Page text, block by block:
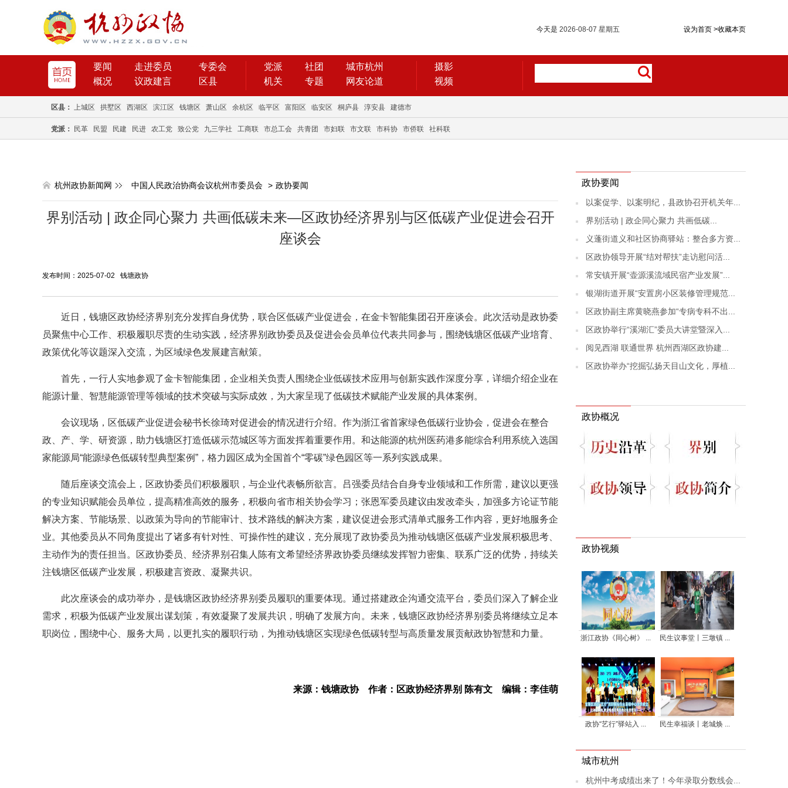
设为首页 >收藏本页
今天是 2026-08-07 星期五
要闻 走进委员
专委会
概况
议政建言 区县
党派 社团
城市杭州
机关
专题 网友论道
摄影
视频
区县： 上城区 拱墅区 西湖区 滨江区 钱塘区 萧山区 余杭区 临平区 富阳区 临安区 桐庐县 淳安县 建德市
党派： 民革 民盟 民建 民进 农工党 致公党 九三学社 工商联 市总工会 共青团 市妇联 市文联 市科协 市侨联 社科联
杭州政协新闻网 中国人民政治协商会议杭州市委员会 > 政协要闻
界别活动 | 政企同心聚力 共画低碳未来—区政协经济界别与区低碳产业促进会召开
座谈会
发布时间：2025-07-02 钱塘政协
近日，钱塘区政协经济界别充分发挥自身优势，联合区低碳产业促进会，在金卡智能集团召开座谈会。此次活动是政协委
员聚焦中心工作、积极履职尽责的生动实践，经济界别政协委员及促进会会员单位代表共同参与，围绕钱塘区低碳产业培育、
政策优化等议题深入交流，为区域绿色发展建言献策。
首先，一行人实地参观了金卡智能集团，企业相关负责人围绕企业低碳技术应用与创新实践作深度分享，详细介绍企业在
能源计量、智慧能源管理等领域的技术突破与实际成效，为大家呈现了低碳技术赋能产业发展的具体案例。
会议现场，区低碳产业促进会秘书长徐琦对促进会的情况进行介绍。作为浙江省首家绿色低碳行业协会，促进会在整合
政、产、学、研资源，助力钱塘区打造低碳示范城区等方面发挥着重要作用。和达能源的杭州医药港多能综合利用系统入选国
家能源局“能源绿色低碳转型典型案例”，格力园区成为全国首个“零碳”绿色园区等一系列实践成果。
随后座谈交流会上，区政协委员们积极履职，与企业代表畅所欲言。吕强委员结合自身专业领域和工作所需，建议以更强
的专业知识赋能会员单位，提高精准高效的服务，积极向省市相关协会学习；张恩军委员建议由发改牵头，加强多方论证节能
解决方案、节能场景、以政策为导向的节能审计、技术路线的解决方案，建议促进会形式清单式服务工作内容，更好地服务企
业。其他委员从不同角度提出了诸多有针对性、可操作性的建议，充分展现了政协委员为推动钱塘区低碳产业发展积极思考、
主动作为的责任担当。区政协委员、经济界别召集人陈有文希望经济界政协委员继续发挥智力密集、联系广泛的优势，持续关
注钱塘区低碳产业发展，积极建言资政、凝聚共识。
此次座谈会的成功举办，是钱塘区政协经济界别委员履职的重要体现。通过搭建政企沟通交流平台，委员们深入了解企业
需求，积极为低碳产业发展出谋划策，有效凝聚了发展共识，明确了发展方向。未来，钱塘区政协经济界别委员将继续立足本
职岗位，围绕中心、服务大局，以更扎实的履职行动，为推动钱塘区实现绿色低碳转型与高质量发展贡献政协智慧和力量。
来源：钱塘政协 作者：区政协经济界别 陈有文 编辑：李佳萌
政协要闻
以案促学、以案明纪，县政协召开机关年...
界别活动 | 政企同心聚力 共画低碳...
义蓬街道义和社区协商驿站：整合多方资...
区政协领导开展“结对帮扶”走访慰问活...
常安镇开展“壶源溪流域民宿产业发展”...
银湖街道开展“安置房小区装修管理规范...
区政协副主席黄晓燕参加“专病专科不出...
区政协举行“溪湖汇”委员大讲堂暨深入...
阅见西湖 联通世界 杭州西湖区政协建...
区政协举办“挖掘弘扬天目山文化，厚植...
政协概况
政协视频
浙江政协《同心树》 ... 民生议事堂丨三墩镇 ...
政协“艺行”驿站入 ... 民生幸福谈丨老城焕 ...
城市杭州
杭州中考成绩出来了！今年录取分数线会...